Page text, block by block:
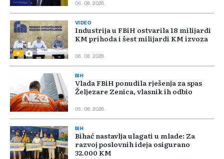
06. 08. 2026.
VIDEO
Industrija u FBiH ostvarila 18 milijardi
KM prihoda i šest milijardi KM izvoza
06. 08. 2026.
BIH
Vlada FBiH ponudila rješenja za spas
Željezare Zenica, vlasnik ih odbio
05. 08. 2026.
BIH
Bihać nastavlja ulagati u mlade: Za
razvoj poslovnih ideja osigurano
32.000 KM